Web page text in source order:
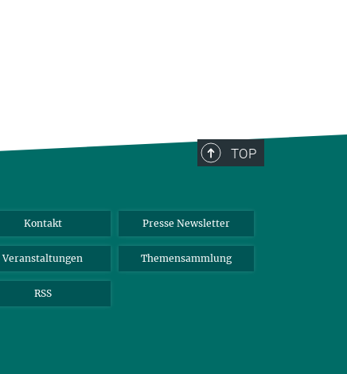
TOP
Kontakt Presse Newsletter
Veranstaltungen Themensammlung
RSS